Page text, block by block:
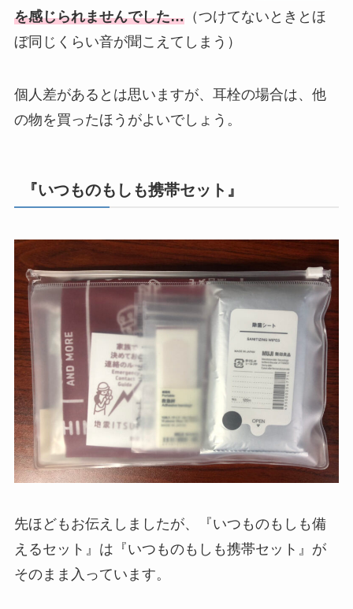
を感じられませんでした…（つけてないときとほ
ぼ同じくらい音が聞こえてしまう）
個人差があるとは思いますが、耳栓の場合は、他
の物を買ったほうがよいでしょう。
『いつものもしも携帯セット』
先ほどもお伝えしましたが、『いつものもしも備
えるセット』は『いつものもしも携帯セット』が
そのまま入っています。